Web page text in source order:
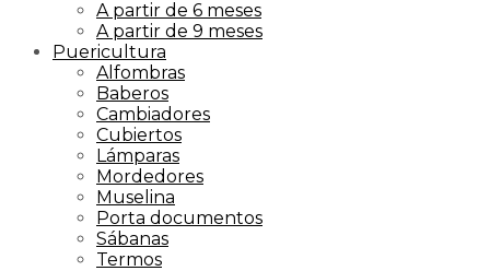
A partir de 6 meses
A partir de 9 meses
Puericultura
Alfombras
Baberos
Cambiadores
Cubiertos
Lámparas
Mordedores
Muselina
Porta documentos
Sábanas
Termos